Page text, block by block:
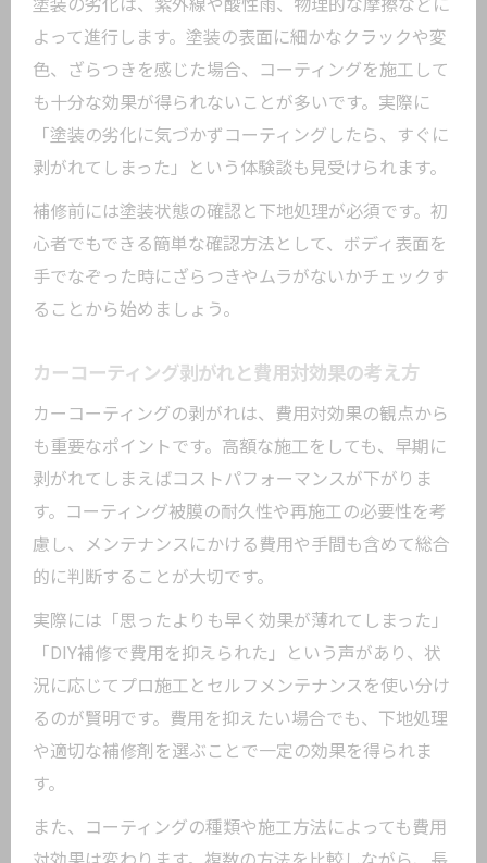
クニック
ガラスコーティング劣化を抑える秘訣
カーコーティング剥がれを予防する洗車の工
夫
カーコーティング剥がれを防ぐ正しい洗
車方法
有害物質の付着を防ぐ洗車のポイント
傷やシミを防ぐカーコーティング洗車術
洗車頻度がカーコーティングに与える影
ア用品
塗装の劣化は、紫外線や酸性雨、物理的な摩擦などに
よって進行します。塗装の表面に細かなクラックや変
色、ざらつきを感じた場合、コーティングを施工して
も十分な効果が得られないことが多いです。実際に
「塗装の劣化に気づかずコーティングしたら、すぐに
剥がれてしまった」という体験談も見受けられます。
補修前には塗装状態の確認と下地処理が必須です。初
心者でもできる簡単な確認方法として、ボディ表面を
手でなぞった時にざらつきやムラがないかチェックす
ることから始めましょう。
カーコーティング剥がれと費用対効果の考え方
カーコーティングの剥がれは、費用対効果の観点から
も重要なポイントです。高額な施工をしても、早期に
剥がれてしまえばコストパフォーマンスが下がりま
す。コーティング被膜の耐久性や再施工の必要性を考
慮し、メンテナンスにかける費用や手間も含めて総合
的に判断することが大切です。
実際には「思ったよりも早く効果が薄れてしまった」
「DIY補修で費用を抑えられた」という声があり、状
況に応じてプロ施工とセルフメンテナンスを使い分け
るのが賢明です。費用を抑えたい場合でも、下地処理
や適切な補修剤を選ぶことで一定の効果を得られま
す。
また、コーティングの種類や施工方法によっても費用